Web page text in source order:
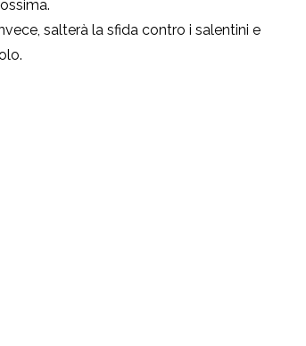
salterà la sfida contro i salentini e